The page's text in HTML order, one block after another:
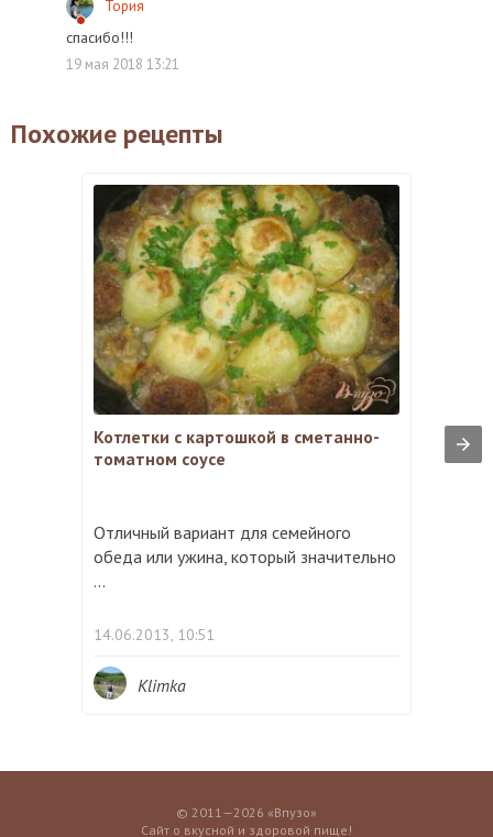
Тория
спасибо!!!
19 мая 2018 13:21
Похожие рецепты
Котлетки с картошкой в сметанно-
томатном соусе
Отличный вариант для семейного
обеда или ужина, который значительно
...
14.06.2013, 10:51
Klimka
© 2011—2026 «Впузо»
Сайт о вкусной и здоровой пище!